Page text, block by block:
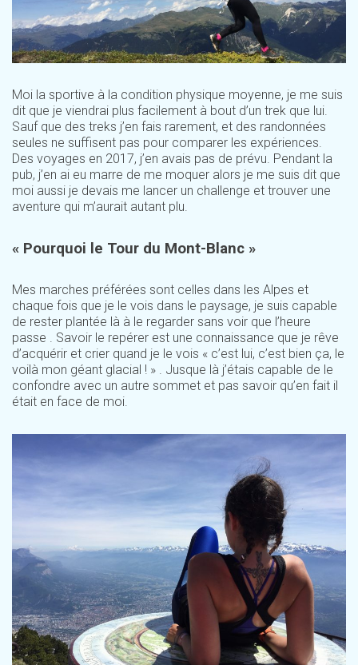
Moi la sportive à la condition physique moyenne, je me suis
dit que je viendrai plus facilement à bout d’un trek que lui.
Sauf que des treks j’en fais rarement, et des randonnées
seules ne suffisent pas pour comparer les expériences.
Des voyages en 2017, j’en avais pas de prévu. Pendant la
pub, j’en ai eu marre de me moquer alors je me suis dit que
moi aussi je devais me lancer un challenge et trouver une
aventure qui m’aurait autant plu.
« Pourquoi le Tour du Mont-Blanc »
Mes marches préférées sont celles dans les Alpes et
chaque fois que je le vois dans le paysage, je suis capable
de rester plantée là à le regarder sans voir que l’heure
passe . Savoir le repérer est une connaissance que je rêve
d’acquérir et crier quand je le vois « c’est lui, c’est bien ça, le
voilà mon géant glacial ! » . Jusque là j’étais capable de le
confondre avec un autre sommet et pas savoir qu’en fait il
était en face de moi.